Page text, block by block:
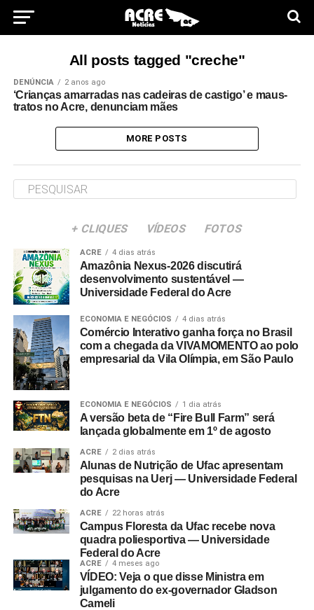
All posts tagged "creche"
DENÚNCIA 2 anos ago
‘Crianças amarradas nas cadeiras de castigo’ e maus-
tratos no Acre, denunciam mães
MORE POSTS
+ CLIQUES VÍDEOS FOTOS
ACRE 4 dias atrás
Amazônia Nexus-2026 discutirá
desenvolvimento sustentável —
Universidade Federal do Acre
ECONOMIA E NEGÓCIOS 4 dias atrás
Comércio Interativo ganha força no Brasil
com a chegada da VIVAMOMENTO ao polo
empresarial da Vila Olímpia, em São Paulo
ECONOMIA E NEGÓCIOS 1 dia atrás
A versão beta de “Fire Bull Farm” será
lançada globalmente em 1º de agosto
ACRE 2 dias atrás
Alunas de Nutrição de Ufac apresentam
pesquisas na Uerj — Universidade Federal
do Acre
ACRE 22 horas atrás
Campus Floresta da Ufac recebe nova
quadra poliesportiva — Universidade
Federal do Acre
ACRE 4 meses ago
VÍDEO: Veja o que disse Ministra em
julgamento do ex-governador Gladson
Cameli